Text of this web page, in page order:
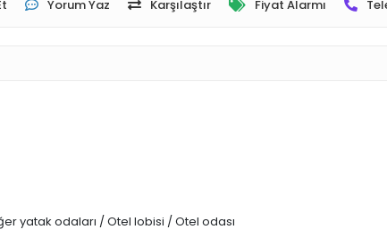
Yorum Yaz Karşılaştır Fiyat Alarmı
yatak odaları / Otel lobisi / Otel odası